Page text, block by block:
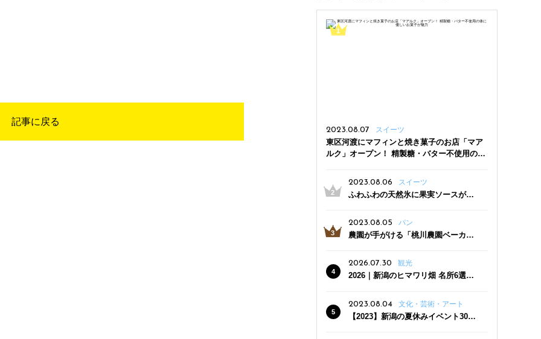
記事に戻る
2023.08.07 スイーツ
東区河渡にマフィンと焼き菓子のお店「マア
ルク」オープン！ 精製糖・バター不使用の体
2023.08.06
スイーツ
ふわふわの天然氷に果実ソースがた
三条駅近くにオープン
2023.08.05 パン
農園が手がける「桃川農園ベーカリ
った焼きたてパンのほか、ジェラー
トやスムージーも
2026.07.30 観光
2026｜新潟のヒマワリ畑 名所6選
2023.08.04
文化・芸術・アート
【2023】新潟の夏休みイベント30